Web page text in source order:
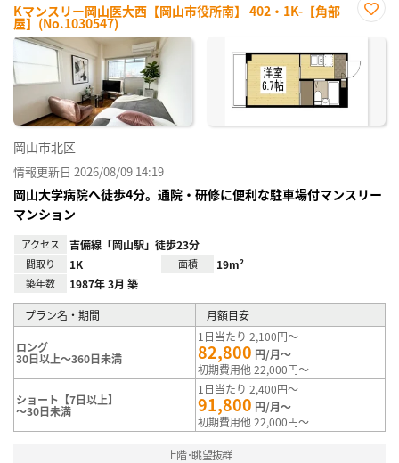
Kマンスリー岡山医大西【岡山市役所南】 402・1K-【角部
屋】(No.1030547)
に入
録
岡山市北区
情報更新日 2026/08/09 14:19
岡山大学病院へ徒歩4分。通院・研修に便利な駐車場付マンスリー
マンション
アクセス 吉備線「岡山駅」徒歩23分
間取り 1K 面積 19m²
築年数 1987年 3月 築
プラン名・期間 月額目安
ロング
30日以上～360日未満
1日当たり 2,100円～
82,800 円/月～
初期費用他 22,000円～
ショート【7日以上】
～30日未満
1日当たり 2,400円～
91,800 円/月～
初期費用他 22,000円～
上階･眺望抜群